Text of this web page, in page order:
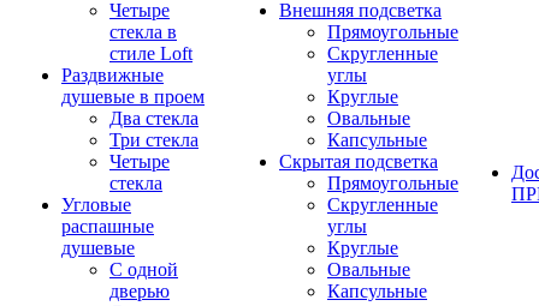
Четыре
стекла в
стиле Loft
Раздвижные
душевые в проем
Два стекла
Три стекла
Четыре
стекла
Угловые
распашные
душевые
С одной
дверью
Внешняя подсветка
Прямоугольные
Скругленные
углы
Круглые
Овальные
Капсульные
Скрытая подсветка
Прямоугольные
Скругленные
углы
Круглые
Овальные
Капсульные